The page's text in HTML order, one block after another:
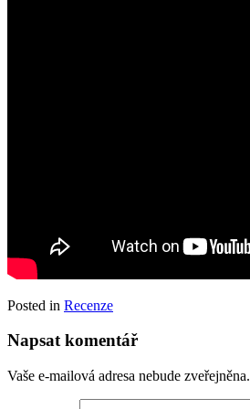
Posted in Recenze
Napsat komentář
Vaše e-mailová adresa nebude zveřejněna.